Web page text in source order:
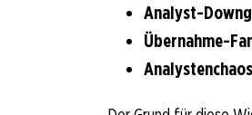
Analyst-
Übernahme-